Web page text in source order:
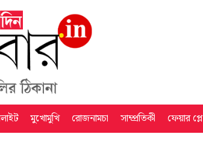
মুখোমুখি রোজনামচা সাম্প্রতিকী ফেয়ার প্লে